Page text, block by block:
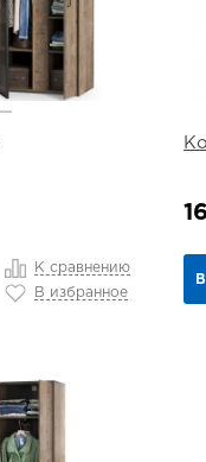
К сравнению
В избранное